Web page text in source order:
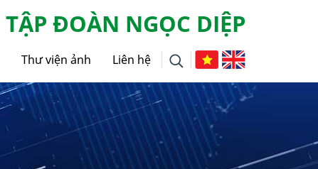
TẬP ĐOÀN NGỌC DIỆP
Thư viện ảnh Liên hệ